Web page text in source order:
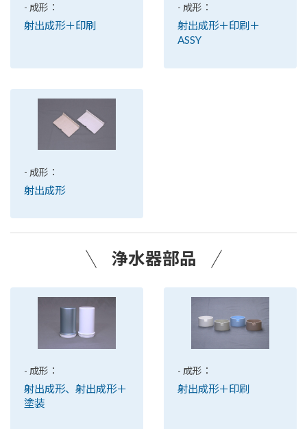
- 成形：
射出成形＋印刷
- 成形：
射出成形＋印刷＋
ASSY
- 成形：
射出成形
浄水器部品
- 成形：
射出成形、射出成形＋
塗装
- 成形：
射出成形＋印刷